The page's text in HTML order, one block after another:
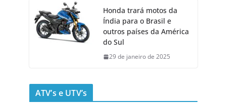
Honda trará motos da
Índia para o Brasil e
outros países da América
do Sul
29 de janeiro de 2025
ATV’s e UTV’s